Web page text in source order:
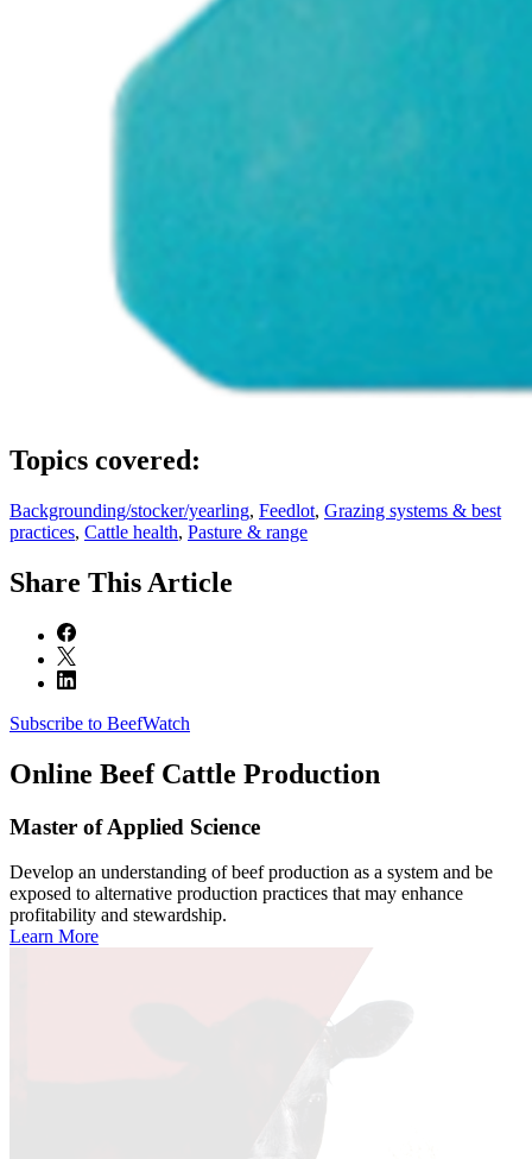
Topics covered:
Backgrounding/stocker/yearling, Feedlot, Grazing systems & best
practices, Cattle health, Pasture & range
Share This Article
Subscribe to BeefWatch
Online Beef Cattle Production
Master of Applied Science
Develop an understanding of beef production as a system and be
exposed to alternative production practices that may enhance
profitability and stewardship.
Learn More